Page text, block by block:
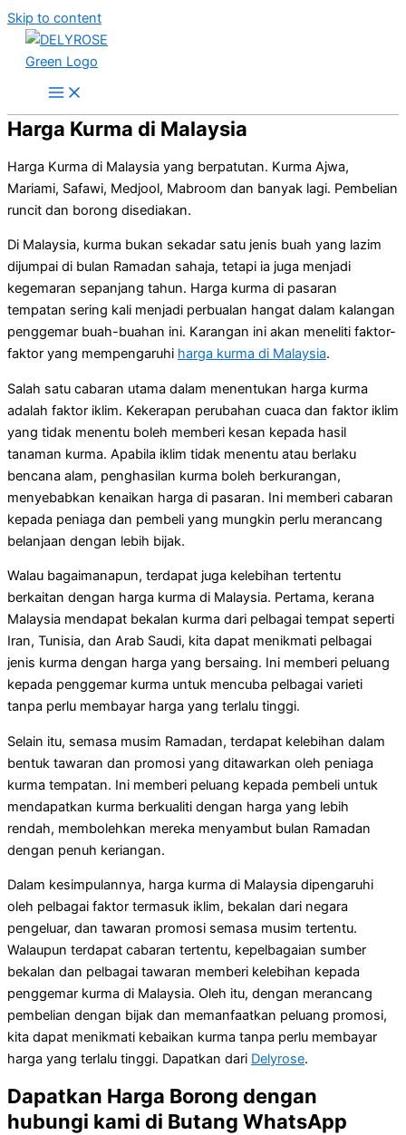
Skip to content
Harga Kurma di Malaysia
Harga Kurma di Malaysia yang berpatutan. Kurma Ajwa,
Mariami, Safawi, Medjool, Mabroom dan banyak lagi. Pembelian
runcit dan borong disediakan.
Di Malaysia, kurma bukan sekadar satu jenis buah yang lazim
dijumpai di bulan Ramadan sahaja, tetapi ia juga menjadi
kegemaran sepanjang tahun. Harga kurma di pasaran
tempatan sering kali menjadi perbualan hangat dalam kalangan
penggemar buah-buahan ini. Karangan ini akan meneliti faktor-
faktor yang mempengaruhi harga kurma di Malaysia.
Salah satu cabaran utama dalam menentukan harga kurma
adalah faktor iklim. Kekerapan perubahan cuaca dan faktor iklim
yang tidak menentu boleh memberi kesan kepada hasil
tanaman kurma. Apabila iklim tidak menentu atau berlaku
bencana alam, penghasilan kurma boleh berkurangan,
menyebabkan kenaikan harga di pasaran. Ini memberi cabaran
kepada peniaga dan pembeli yang mungkin perlu merancang
belanjaan dengan lebih bijak.
Walau bagaimanapun, terdapat juga kelebihan tertentu
berkaitan dengan harga kurma di Malaysia. Pertama, kerana
Malaysia mendapat bekalan kurma dari pelbagai tempat seperti
Iran, Tunisia, dan Arab Saudi, kita dapat menikmati pelbagai
jenis kurma dengan harga yang bersaing. Ini memberi peluang
kepada penggemar kurma untuk mencuba pelbagai varieti
tanpa perlu membayar harga yang terlalu tinggi.
Selain itu, semasa musim Ramadan, terdapat kelebihan dalam
bentuk tawaran dan promosi yang ditawarkan oleh peniaga
kurma tempatan. Ini memberi peluang kepada pembeli untuk
mendapatkan kurma berkualiti dengan harga yang lebih
rendah, membolehkan mereka menyambut bulan Ramadan
dengan penuh keriangan.
Dalam kesimpulannya, harga kurma di Malaysia dipengaruhi
oleh pelbagai faktor termasuk iklim, bekalan dari negara
pengeluar, dan tawaran promosi semasa musim tertentu.
Walaupun terdapat cabaran tertentu, kepelbagaian sumber
bekalan dan pelbagai tawaran memberi kelebihan kepada
penggemar kurma di Malaysia. Oleh itu, dengan merancang
pembelian dengan bijak dan memanfaatkan peluang promosi,
kita dapat menikmati kebaikan kurma tanpa perlu membayar
harga yang terlalu tinggi. Dapatkan dari Delyrose.
Dapatkan Harga Borong dengan
hubungi kami di Butang WhatsApp